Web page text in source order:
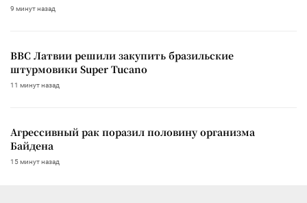
9 минут назад
ВВС Латвии решили закупить бразильские
штурмовики Super Tucano
11 минут назад
Агрессивный рак поразил половину организма
Байдена
15 минут назад